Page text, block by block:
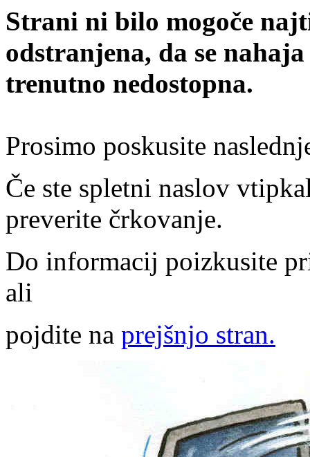
Strani ni bilo mogoče
odstranjena, da se
trenutno nedostopna.
Prosimo poskusite
Če ste spletni naslov
preverite črkovanje.
Do informacij poizkusite
ali
pojdite na prejšnjo stran.